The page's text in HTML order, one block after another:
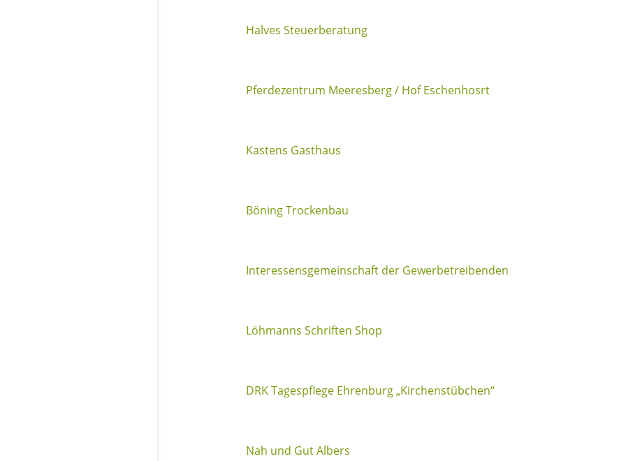
Halves Steuerberatung
Pferdezentrum Meeresberg / Hof Eschenhosrt
Kastens Gasthaus
Böning Trockenbau
Interessensgemeinschaft der Gewerbetreibenden
Löhmanns Schriften Shop
DRK Tagespflege Ehrenburg „Kirchenstübchen“
Nah und Gut Albers